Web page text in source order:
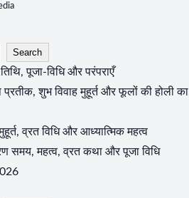
Search
पूजा-विधि और परंपराएँ
शुभ विवाह मुहूर्त और फूलों की होली का
व्रत विधि और आध्यात्मिक महत्व
समय, महत्व, व्रत कथा और पूजा विधि